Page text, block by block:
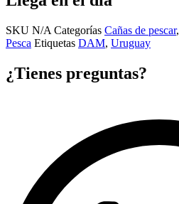
SKU N/A Categorías Cañas de pescar,
Pesca Etiquetas DAM, Uruguay
¿Tienes preguntas?